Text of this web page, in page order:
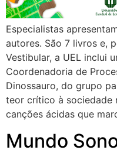
Especialistas
autores. São 7 livros e,
Vestibular, a UEL inclui
Coordenadoria de
Dinossauro, do grupo
teor crítico à sociedade
canções ácidas que
Mundo